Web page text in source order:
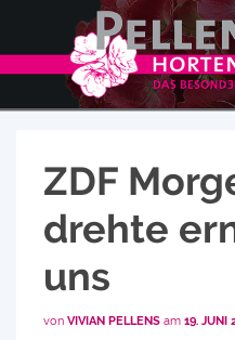
ZDF
drehte
uns
von VIVIAN PELLENS am 19. JUNI